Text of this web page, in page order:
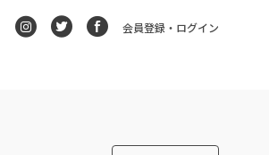
会員登録・ログイン